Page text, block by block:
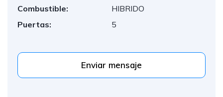
Combustible:
HIBRIDO
Puertas:
5
Enviar mensaje